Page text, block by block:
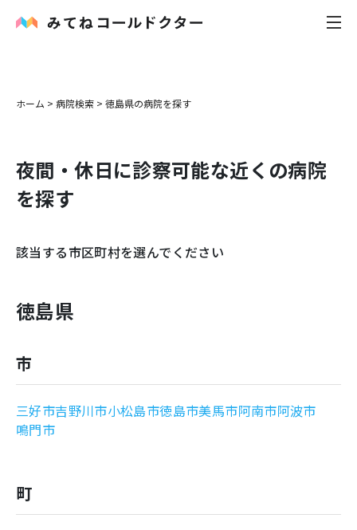
内科
花粉症
感染症
お役立ち記事
よくあるご質問
ホーム > 病院検索 > 徳島県の病院を探す
夜間・休日に診察可能な近くの病院
を探す
該当する市区町村を選んでください
徳島県
市
三好市吉野川市小松島市徳島市美馬市阿南市阿波市
鳴門市
町